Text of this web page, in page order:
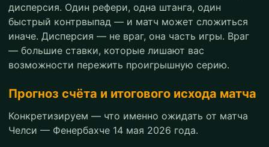
дисперсия. Один рефери, одна штанга, один
быстрый контрвыпад — и матч может сложиться
иначе. Дисперсия — не враг, она часть игры. Враг
— большие ставки, которые лишают вас
возможности пережить проигрышную серию.
Прогноз счёта и итогового исхода матча
Конкретизируем — что именно ожидать от матча
Челси — Фенербахче 14 мая 2026 года.